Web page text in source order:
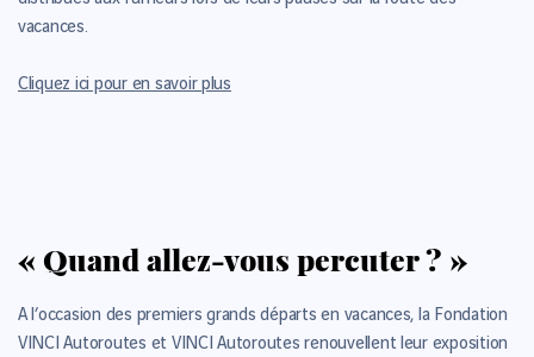
vacances.
Cliquez ici pour en savoir plus
« Quand allez-vous percuter ? »
A l’occasion des premiers grands départs en vacances, la Fondation
VINCI Autoroutes et VINCI Autoroutes renouvellent leur exposition